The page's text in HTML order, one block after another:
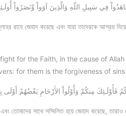
وَجَاهَدُواْ فِي سَبِيلِ اللّهِ وَالَّذِينَ آوَواْ وَّنَصَرُواْ
রাহে জেহাদ করেছে এবং যারা তাদেরকে আশ্রয়
for the Faith, in the cause of
for them is the forgiveness of
فَأُوْلَـئِكَ مِنكُمْ وَأُوْلُواْ الأَرْحَامِ بَعْضُهُمْ
তোমাদের সাথে সম্মিলিত হয়ে জেহাদ করেছে,